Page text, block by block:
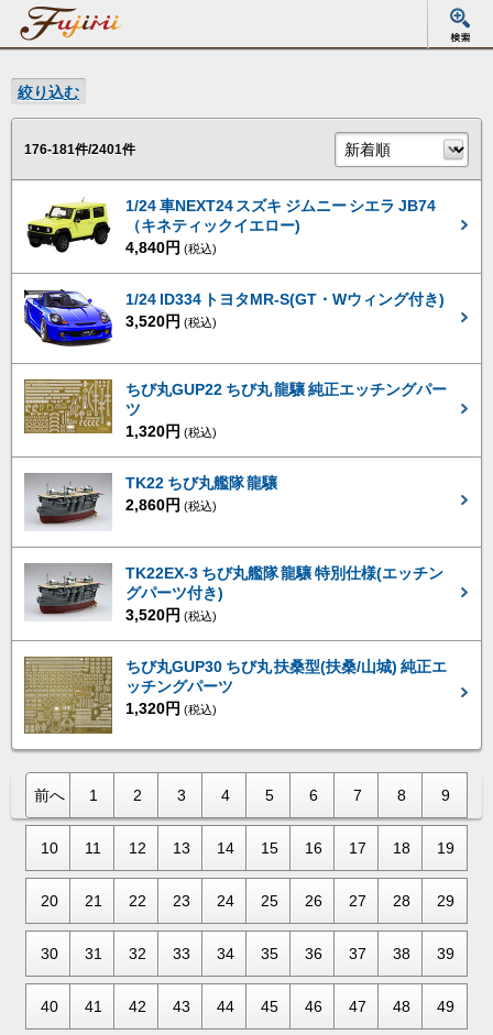
絞り込む
176-181件/2401件
1/24 車NEXT24 スズキ ジムニー シエラ JB74
（キネティックイエロー)
4,840円 (税込)
1/24 ID334 トヨタMR-S(GT・Wウィング付き)
3,520円 (税込)
ちび丸GUP22 ちび丸 龍驤 純正エッチングパー
ツ
1,320円 (税込)
TK22 ちび丸艦隊 龍驤
2,860円 (税込)
TK22EX-3 ちび丸艦隊 龍驤 特別仕様(エッチン
グパーツ付き)
3,520円 (税込)
ちび丸GUP30 ちび丸 扶桑型(扶桑/山城) 純正エ
ッチングパーツ
1,320円 (税込)
前へ 1 2 3 4 5 6 7 8 9
10 11 12 13 14 15 16 17 18 19
20 21 22 23 24 25 26 27 28 29
30 31 32 33 34 35 36 37 38 39
40 41 42 43 44 45 46 47 48 49